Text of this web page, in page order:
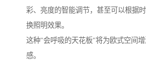
彩、亮度的智能调节，甚至可以根据
换照明效果。
这种"会呼吸的天花板"将为欧式空间
感。